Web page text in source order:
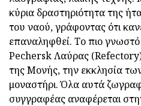
κύρια δραστηριότητα της
του ναού, γράφοντας ότι
επαναληφθεί. Το πιο
Pechersk Λαύρας
της Μονής, την εκκλησία
μοναστήρι. Όλα αυτά
συγγραφέας αναφέρεται